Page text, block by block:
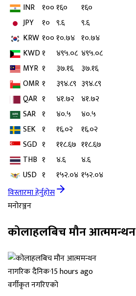
INR १००१६०
१६०
JPY
१० ९.६
९.६
KRW १००१०.७४ १०.७४
KWD१ ४९५.०८ ४९५.०८
MYR १ ३७.१६
३७.१६
OMR १ ३९४.८९ ३९४.८९
QAR १ ४१.७२ ४१.७२
SAR १ ४०.५
४०.५
SEK १ १६.०२
१६.०२
SGD १ ११८.६७ ११८.६७
THB १ ४.६
४.६
USD १ १५२.०४ १५२.०४
विस्तारमा हेर्नुहोस
मनोरञ्जन
कोलाहलबिच मौन आत्ममन्थन
नागरिक दैनिक·15 hours ago
वर्गीकृत नगरिएको